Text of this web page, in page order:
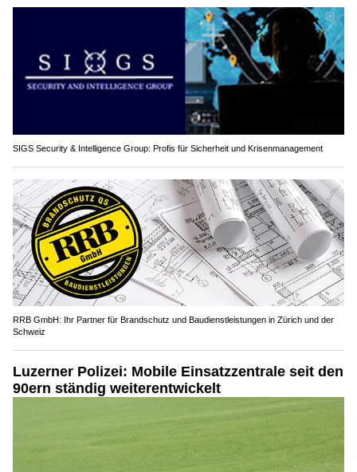
SIGS Security & Intelligence Group: Profis für Sicherheit und Krisenmanagement
RRB GmbH: Ihr Partner für Brandschutz und Baudienstleistungen in Zürich und der
Schweiz
Luzerner Polizei: Mobile Einsatzzentrale seit den
90ern ständig weiterentwickelt